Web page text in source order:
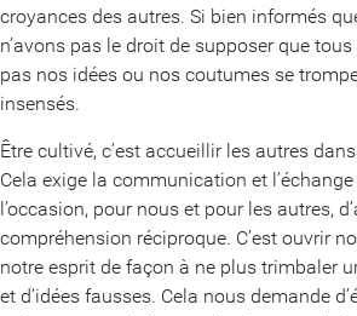
croyances des autres. Si bien informés
n’avons pas le droit de supposer que
pas nos idées ou nos coutumes se
insensés.
Être cultivé, c’est accueillir les autres
Cela exige la communication et l’échange
l’occasion, pour nous et pour les autres,
compréhension réciproque. C’est ouvrir
notre esprit de façon à ne plus trimbaler
et d’idées fausses. Cela nous demande